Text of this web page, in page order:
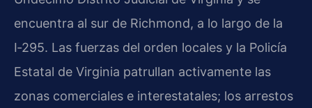
encuentra al sur de Richmond, a lo largo de la
I‑295. Las fuerzas del orden locales y la Policía
Estatal de Virginia patrullan activamente las
zonas comerciales e interestatales; los arrestos